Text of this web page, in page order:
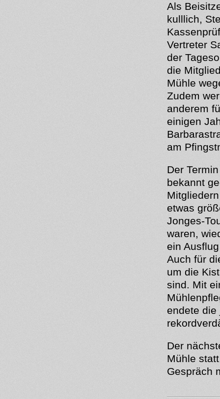
Als
kulllich,
Vertreter
der
die
Mühle
Zudem
anderem
einigen
am
Der
bekannt
etwas
Jonges-
waren,
ein
Auch für
um die
sind. Mit
endete
Der
Mühle
Gespräch